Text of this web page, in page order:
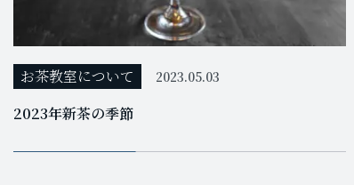
お茶教室について 2023.05.03
2023年新茶の季節